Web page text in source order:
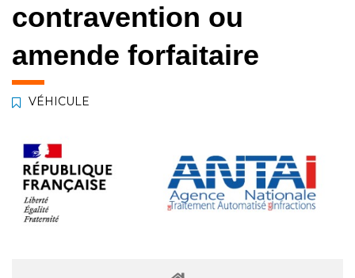
contravention ou
amende forfaitaire
VÉHICULE